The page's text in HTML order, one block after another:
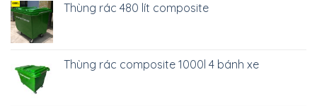
Thùng rác 480 lít composite
Thùng rác composite 1000l 4 bánh xe